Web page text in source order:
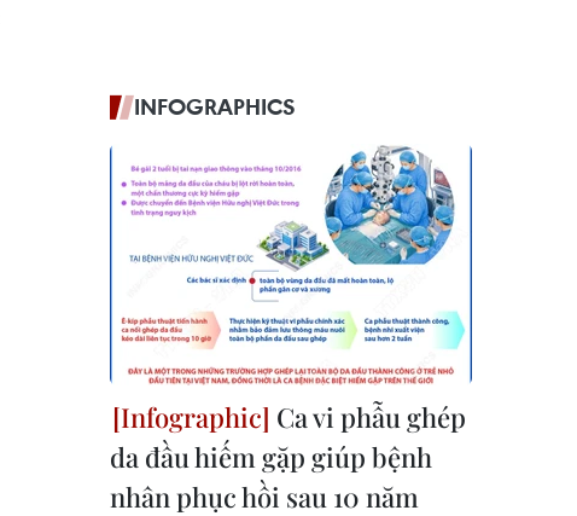
INFOGRAPHICS
Ca vi phẫu ghép
da đầu hiếm gặp giúp bệnh
nhân phục hồi sau 10 năm